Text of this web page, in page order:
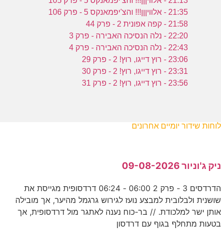
21:35 - אלוויןןן!!! והצ'יפמאנקס 5 - פרק 106
21:58 - קפה אפונית 2 - פרק 44
22:20 - נלה הנסיכה האבירה - פרק 3
22:43 - נלה הנסיכה האבירה - פרק 4
23:06 - רוץ דייגו, רוץ! 2 - פרק 29
23:31 - רוץ דייגו, רוץ! 2 - פרק 30
23:56 - רוץ דייגו, רוץ! 2 - פרק 31
לוחות שידור יומיים אחרונים
ניק ג'וניור 09-08-2026
הדרדסים 3 - פרק 2 06:00 - 06:24 דרדסופית מגייסת את
שושנית ולבלובית למבצע נועז לגירוש גרגמל מהיער, אך מובילה
אותן ישר למלכודת. // בר-כוח נענה לאתגר מול דרדסופית, אך
בטעות מתחלף בגוף עם דרדסון